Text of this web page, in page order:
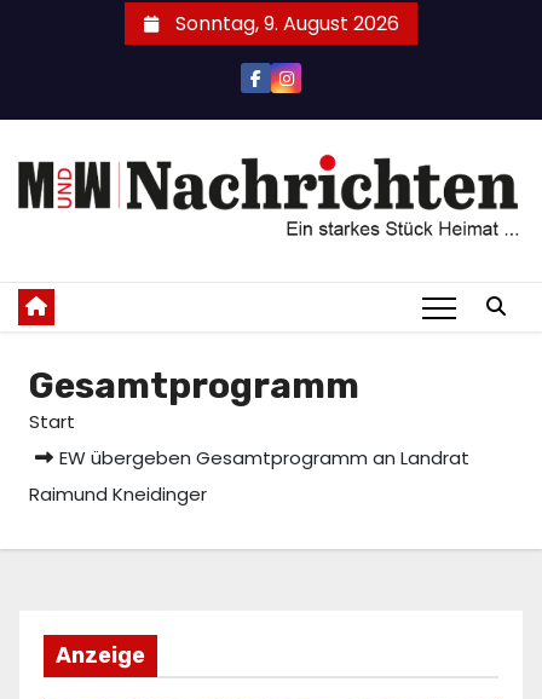
Sonntag, 9. August 2026
Gesamtprogramm
Start
EW übergeben Gesamtprogramm an Landrat
Raimund Kneidinger
Anzeige